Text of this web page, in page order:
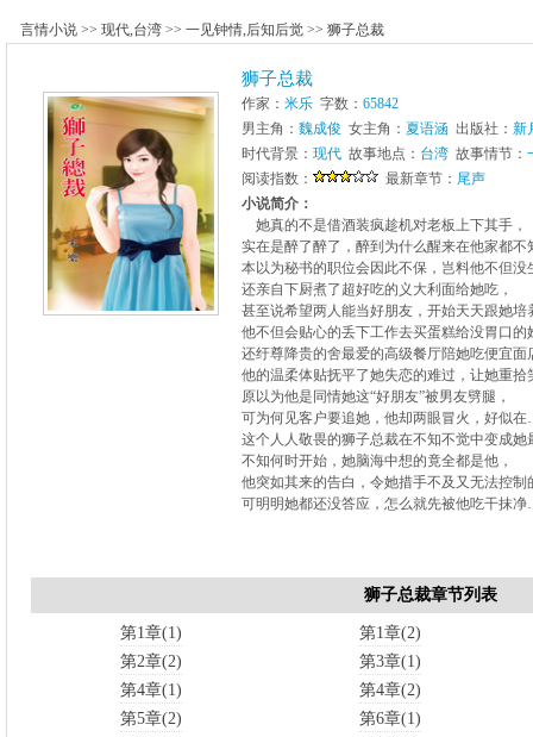
言情小说 >> 现代,台湾 >> 一见钟情,后知后觉 >> 狮子总裁
狮子总裁
作家： 米乐 字数： 65842
男主角： 魏成俊 女主角： 夏语涵 出版社： 新
时代背景： 现代 故事地点： 台湾 故事情节：
阅读指数：
最新章节： 尾声
小说简介：
她真的不是借酒装疯趁机对老板上下其手，
实在是醉了醉了，醉到为什么醒来在他家都
本以为秘书的职位会因此不保，岂料他不但没
还亲自下厨煮了超好吃的义大利面给她吃，
甚至说希望两人能当好朋友，开始天天跟她培
他不但会贴心的丢下工作去买蛋糕给没胃口的
还纡尊降贵的舍最爱的高级餐厅陪她吃便宜面
他的温柔体贴抚平了她失恋的难过，让她重拾
原以为他是同情她这“好朋友”被男友劈腿，
可为何见客户要追她，他却两眼冒火，好似
这个人人敬畏的狮子总裁在不知不觉中变成她
不知何时开始，她脑海中想的竟全都是他，
他突如其来的告白，令她措手不及又无法控制
可明明她都还没答应，怎么就先被他吃干抹
狮子总裁章节列表
第1章(1)
第1章(2)
第2章(2)
第3章(1)
第4章(1)
第4章(2)
第5章(2)
第6章(1)